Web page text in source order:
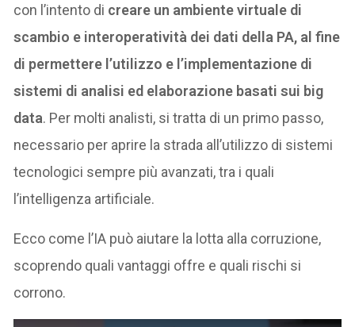
con l’intento di creare un ambiente virtuale di
scambio e interoperatività dei dati della PA, al fine
di permettere l’utilizzo e l’implementazione di
sistemi di analisi ed elaborazione basati sui big
data. Per molti analisti, si tratta di un primo passo,
necessario per aprire la strada all’utilizzo di sistemi
tecnologici sempre più avanzati, tra i quali
l’intelligenza artificiale.
Ecco come l’IA può aiutare la lotta alla corruzione,
scoprendo quali vantaggi offre e quali rischi si
corrono.